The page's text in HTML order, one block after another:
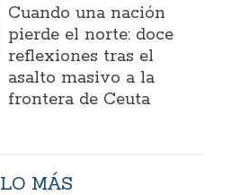
Cuando una nación
pierde el norte: doce
reflexiones tras el
asalto masivo a la
frontera de Ceuta
LO MÁS